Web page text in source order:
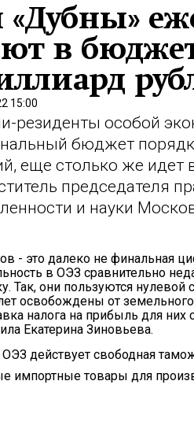
«Дубны»
в
15:00
резиденты особой
бюджет
еще столько же
председателя
и науки
- это далеко не финальная
в ОЭЗ сравнительно
Так, они пользуются
освобождены от
налога на прибыль для них
Екатерина Зиновьева.
действует свободная
импортные товары для